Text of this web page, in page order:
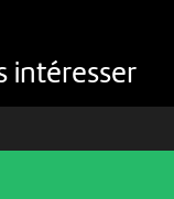
intéresser